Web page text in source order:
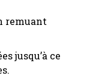
remuant
jusqu’à ce